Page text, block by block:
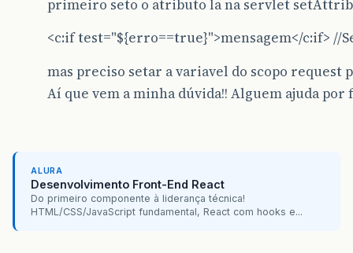
primeiro seto o atributo la na servlet
<c:if test="${erro==true}">mensagem</c:if> //
mas preciso setar a variavel do scopo request
Aí que vem a minha dúvida!! Alguem ajuda por
ALURA
Desenvolvimento Front-End React
Do primeiro componente à liderança técnica!
HTML/CSS/JavaScript fundamental, React com hooks e...